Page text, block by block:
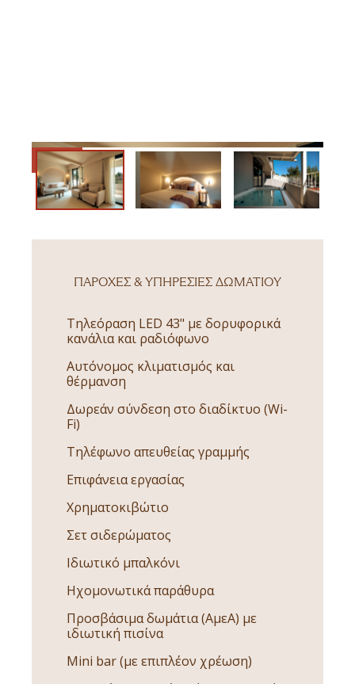
ΠΑΡΟΧΈΣ & ΥΠΗΡΕΣΊΕΣ ΔΩΜΑΤΊΟΥ
Τηλεόραση LED 43" με δορυφορικά
κανάλια και ραδιόφωνο
Αυτόνομος κλιματισμός και
θέρμανση
Δωρεάν σύνδεση στο διαδίκτυο (Wi-
Fi)
Τηλέφωνο απευθείας γραμμής
Επιφάνεια εργασίας
Χρηματοκιβώτιο
Σετ σιδερώματος
Ιδιωτικό μπαλκόνι
Ηχομονωτικά παράθυρα
Προσβάσιμα δωμάτια (ΑμεΑ) με
ιδιωτική πισίνα
Mini bar (με επιπλέον χρέωση)